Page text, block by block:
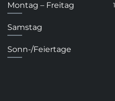
Montag – Freitag
Samstag
Sonn-/Feiertage